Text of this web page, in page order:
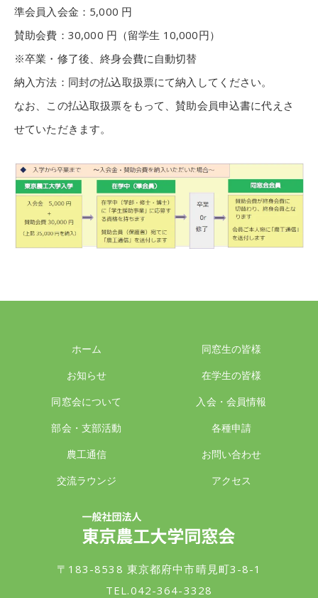
準会員入会金：5,000 円
賛助会費：30,000 円（留学生 10,000円）
※卒業・修了後、終身会費に自動切替
納入方法：同封の払込取扱票にて納入してください。
なお、この払込取扱票をもって、賛助会員申込書に代えさ
せていただきます。
ホーム
お知らせ
同窓会について
部会・支部活動
農工通信
交流ラウンジ
同窓生の皆様
在学生の皆様
入会・会員情報
各種申請
お問い合わせ
アクセス
〒183-8538 東京都府中市晴見町3-8-1
TEL.042-364-3328